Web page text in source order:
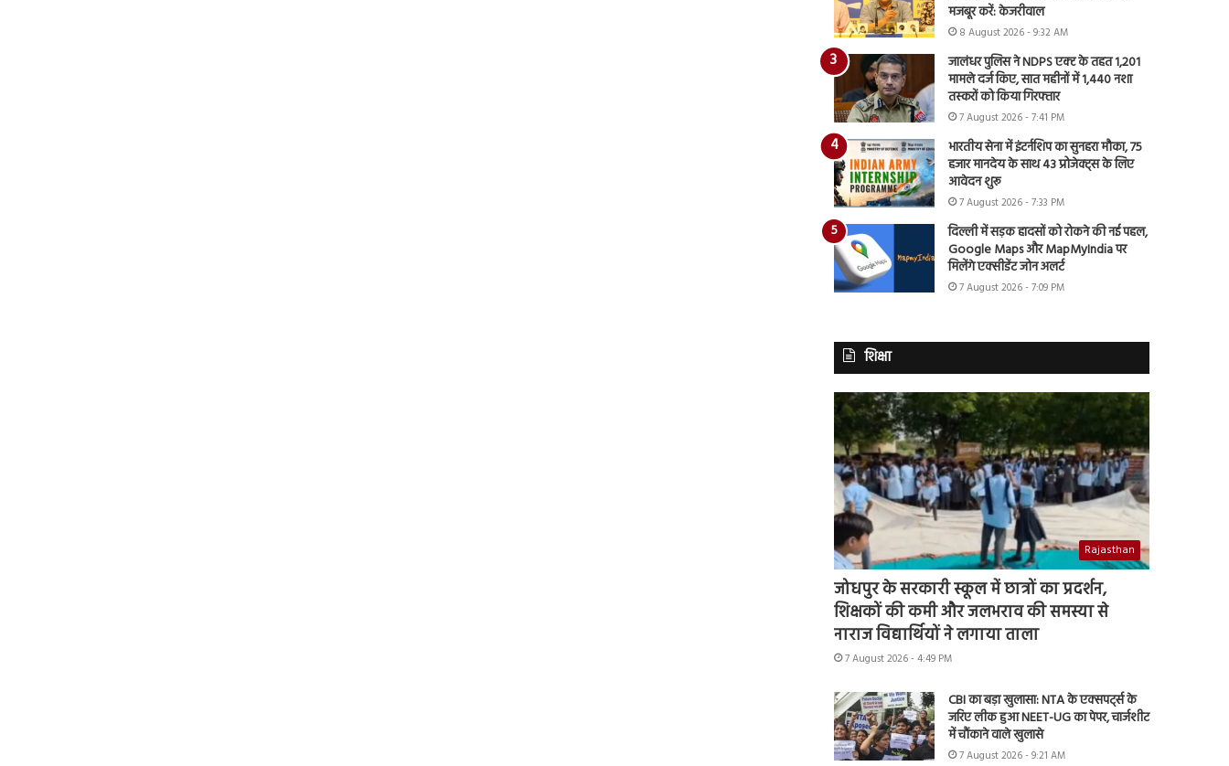
मजबूर करें: केजरीवाल
8 August 2026 - 9:32 AM
जालंधर पुलिस ने NDPS एक्ट के तहत 1,201
मामले दर्ज किए, सात महीनों में 1,440 नशा
तस्करों को किया गिरफ्तार
7 August 2026 - 7:41 PM
भारतीय सेना में इंटर्नशिप का सुनहरा मौका, 75
हजार मानदेय के साथ 43 प्रोजेक्ट्स के लिए
आवेदन शुरू
7 August 2026 - 7:33 PM
दिल्ली में सड़क हादसों को रोकने की नई पहल,
Google Maps और MapMyIndia पर
मिलेंगे एक्सीडेंट जोन अलर्ट
7 August 2026 - 7:09 PM
शिक्षा
Rajasthan
जोधपुर के सरकारी स्कूल में छात्रों का प्रदर्शन,
शिक्षकों की कमी और जलभराव की समस्या से
नाराज विद्यार्थियों ने लगाया ताला
7 August 2026 - 4:49 PM
CBI का बड़ा खुलासा: NTA के एक्सपर्ट्स के
जरिए लीक हुआ NEET-UG का पेपर, चार्जशीट
में चौंकाने वाले खुलासे
7 August 2026 - 9:21 AM